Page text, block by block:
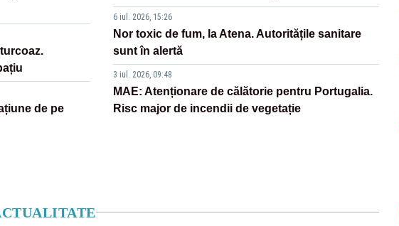
de pe
6 iul. 2026, 15:26
Nor toxic de fum, la Atena. Autoritățile sanitare
sunt în alertă
3 iul. 2026, 09:48
MAE: Atenționare de călătorie pentru Portugalia.
Risc major de incendii de vegetație